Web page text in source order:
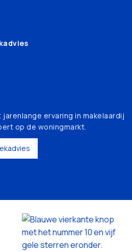
ervaring in makelaardij
op de woningmarkt.